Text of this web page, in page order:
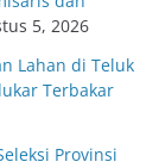
5, 2026
Lahan di Teluk
Terbakar
Provinsi